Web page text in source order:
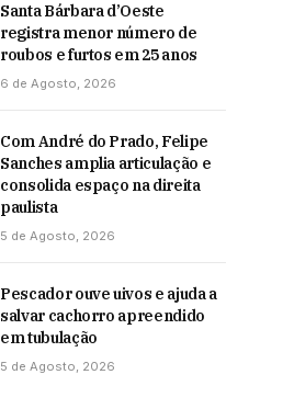
Santa Bárbara d’Oeste
registra menor número de
roubos e furtos em 25 anos
6 de Agosto, 2026
Com André do Prado, Felipe
Sanches amplia articulação e
consolida espaço na direita
paulista
5 de Agosto, 2026
Pescador ouve uivos e ajuda a
salvar cachorro apreendido
em tubulação
5 de Agosto, 2026